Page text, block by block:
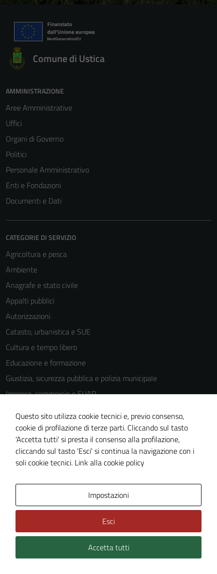
Comune di Ustica
AMMINISTRAZIONE
Aree Amministrative
Uffici
Organi di Governo
Politici
Personale Amministrativo
Enti e Fondazioni
Documenti e Dati
CATEGORIE DI SERVIZIO
Agricoltura e pesca
Ambiente
Anagrafe e stato civile
Appalti pubblici
Autorizzazioni
Catasto, urbanistica e SUE
Cultura e tempo libero
Educazione e formazione
Giustizia, sicurezza pubblica e polizia municipale
Imprese, commercio e SUAP
Salute, benessere e assistenza
Tributi, finanze e contravvenzioni
Turismo
NOVITÀ
Comunicati
Avvisi
Questo sito utilizza cookie tecnici e, previo consenso,
cookie di profilazione di terze parti. Cliccando sul tasto
'Accetta tutti' si presta il consenso alla profilazione,
cliccando sul tasto 'Esci' si continua la navigazione con i
soli cookie tecnici. Link alla cookie policy
Impostazioni
Esci
Accetta tutti